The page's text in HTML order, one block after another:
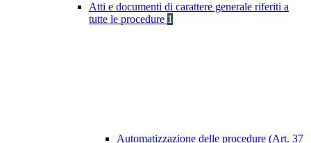
Atti e documenti di carattere generale riferiti a
tutte le procedure 1
Automatizzazione delle procedure (Art. 37